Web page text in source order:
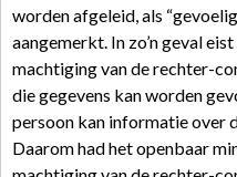
worden afgeleid, als
aangemerkt. In zo’n geval
machtiging van de rechter-
die gegevens kan worden
persoon kan informatie over
Daarom had het openbaar